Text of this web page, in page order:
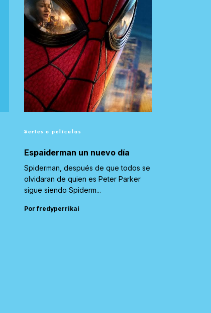
Series o películas
Espaiderman un nuevo día
Spiderman, después de que todos se
olvidaran de quien es Peter Parker
sigue siendo Spiderm...
Por fredyperrikai